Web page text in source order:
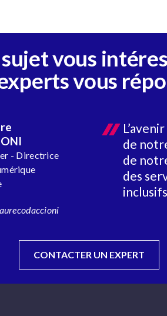
sujet vous
vous
- Directrice
de
de
des
CONTACTER UN EXPERT